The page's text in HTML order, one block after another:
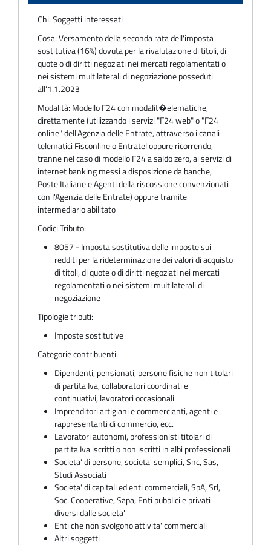
Chi:Soggetti interessati
Cosa:Versamento della seconda rata dell'imposta
sostitutiva (16%) dovuta per la rivalutazione di titoli, di
quote o di diritti negoziati nei mercati regolamentati o
nei sistemi multilaterali di negoziazione posseduti
all'1.1.2023
Modalità: Modello F24 con modalit�elematiche,
direttamente (utilizzando i servizi "F24 web" o "F24
online" dell'Agenzia delle Entrate, attraverso i canali
telematici Fisconline o Entratel oppure ricorrendo,
tranne nel caso di modello F24 a saldo zero, ai servizi di
internet banking messi a disposizione da banche,
Poste Italiane e Agenti della riscossione convenzionati
con l'Agenzia delle Entrate) oppure tramite
intermediario abilitato
Codici Tributo:
8057 - Imposta sostitutiva delle imposte sui
redditi per la rideterminazione dei valori di acquisto
di titoli, di quote o di diritti negoziati nei mercati
regolamentati o nei sistemi multilaterali di
negoziazione
Tipologie tributi:
Imposte sostitutive
Categorie contribuenti:
Dipendenti, pensionati, persone fisiche non titolari
di partita Iva, collaboratori coordinati e
continuativi, lavoratori occasionali
Imprenditori artigiani e commercianti, agenti e
rappresentanti di commercio, ecc.
Lavoratori autonomi, professionisti titolari di
partita Iva iscritti o non iscritti in albi professionali
Societa' di persone, societa' semplici, Snc, Sas,
Studi Associati
Societa' di capitali ed enti commerciali, SpA, Srl,
Soc. Cooperative, Sapa, Enti pubblici e privati
diversi dalle societa'
Enti che non svolgono attivita' commerciali
Altri soggetti